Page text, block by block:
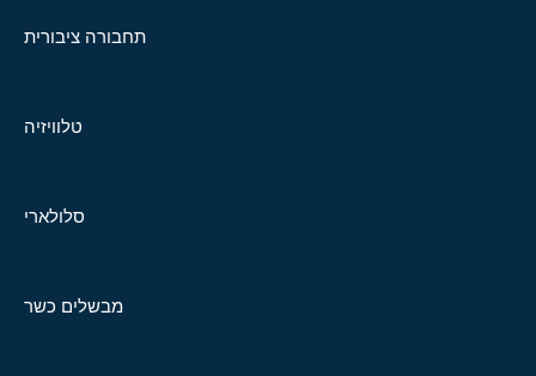
תחבורה ציבורית
טלוויזיה
סלולארי
מבשלים כשר